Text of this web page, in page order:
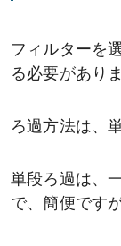
フィルターを
る必要がありま
ろ過方法は、
単段ろ過は、
で、簡便です